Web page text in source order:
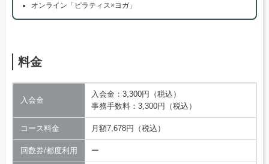
オンライン「ピラティス×ヨガ」
料金
入会金
入会金：3,300円（税込）
事務手数料：3,300円（税込）
コース料金 月額7,678円（税込）
回数券/都度利用 ー